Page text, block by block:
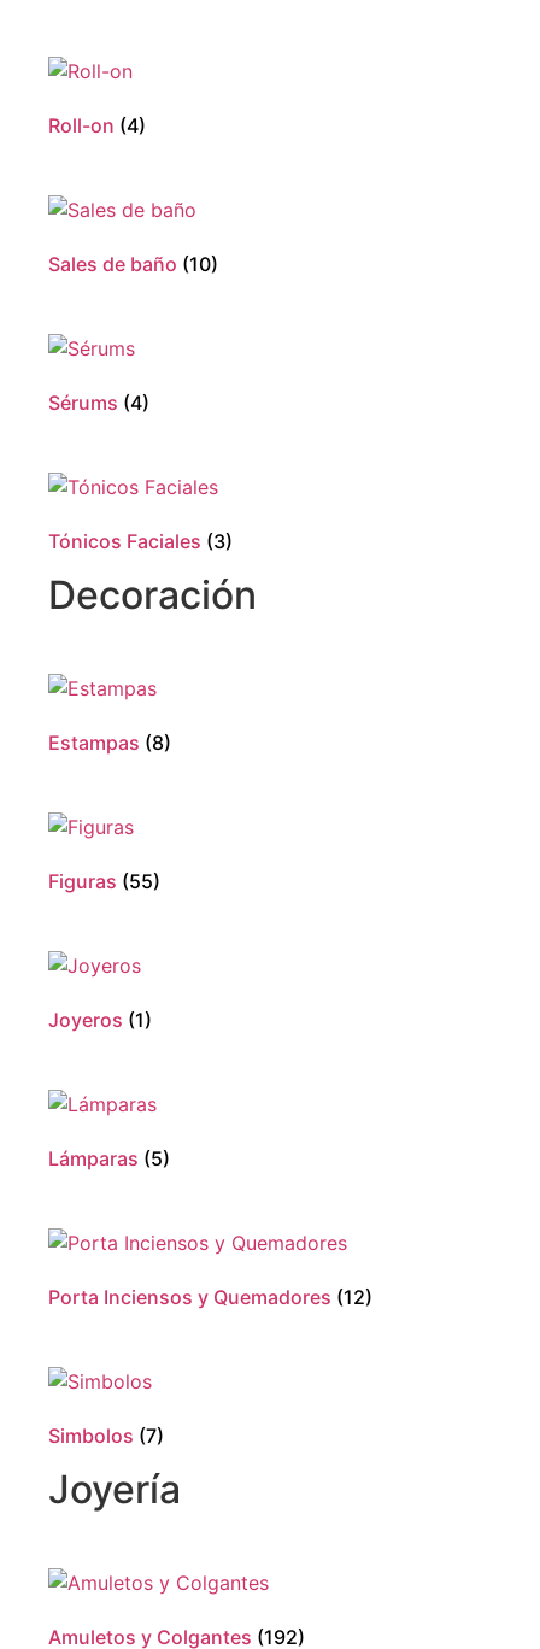
Roll-on (4)
Sales de baño (10)
Sérums (4)
Tónicos Faciales (3)
Decoración
Estampas (8)
Figuras (55)
Joyeros (1)
Lámparas (5)
Porta Inciensos y Quemadores (12)
Simbolos (7)
Joyería
Amuletos y Colgantes (192)